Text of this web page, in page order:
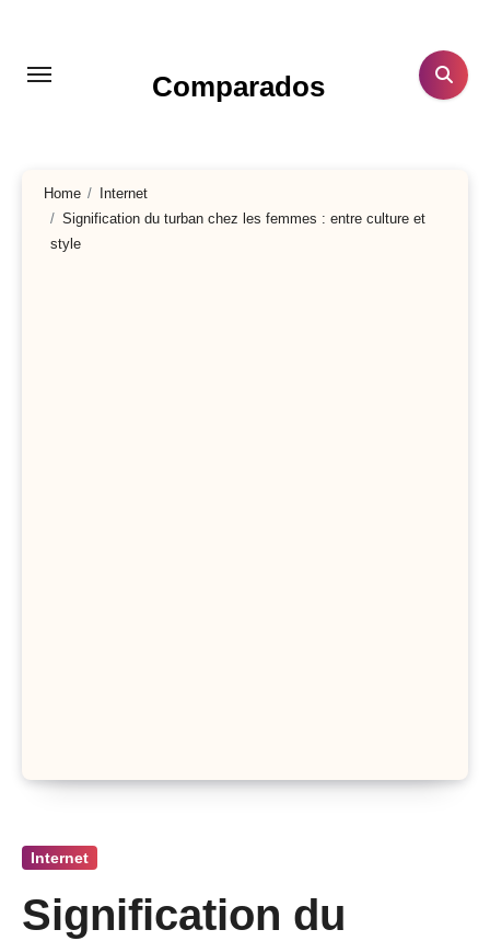
contenu
Comparados
Home
Internet
Signification du turban chez les femmes : entre culture et
style
Internet
Signification du